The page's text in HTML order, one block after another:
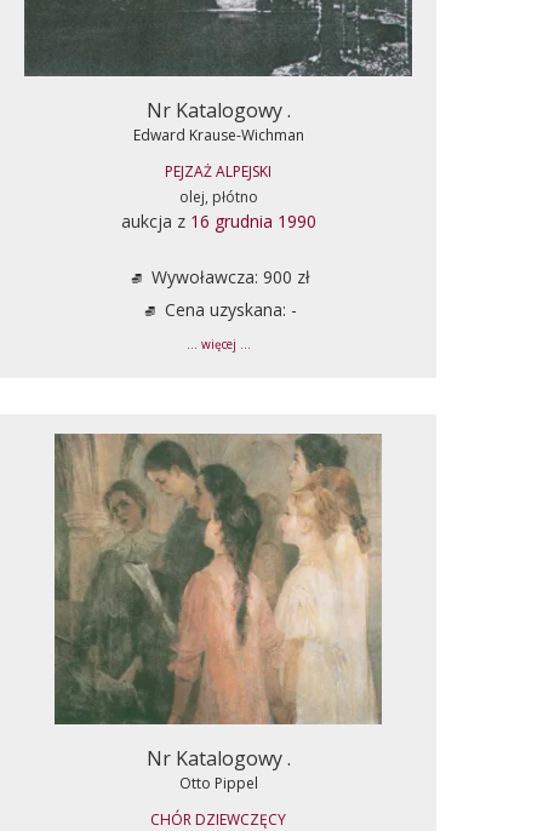
Nr Katalogowy .
Edward Krause-Wichman
PEJZAŻ ALPEJSKI
olej, płótno
aukcja z 16 grudnia 1990
Wywoławcza: 900 zł
Cena uzyskana: -
... więcej ...
Nr Katalogowy .
Otto Pippel
CHÓR DZIEWCZĘCY